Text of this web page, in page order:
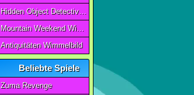
Hidden Object Detective Story
Mountain Weekend Wimmelbild
Antiquitäten Wimmelbild
Beliebte Spiele
Zuma Revenge